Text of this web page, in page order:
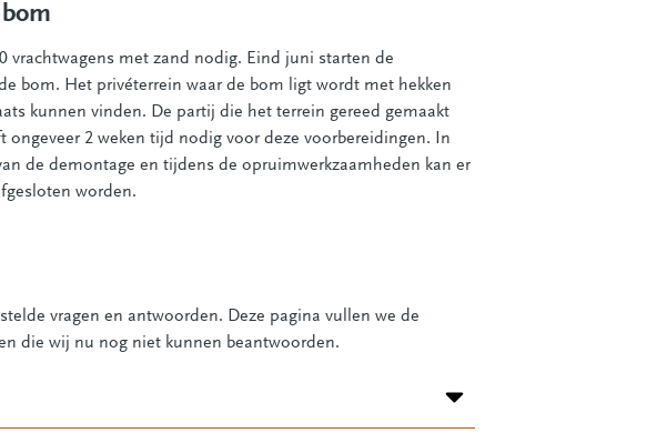
vrachtwagens met zand nodig. Eind juni starten de
bom. Het privéterrein waar de bom ligt wordt met hekken
kunnen vinden. De partij die het terrein gereed gemaakt
ongeveer 2 weken tijd nodig voor deze voorbereidingen. In
de demontage en tijdens de opruimwerkzaamheden kan er
worden.
vragen en antwoorden. Deze pagina vullen we de
die wij nu nog niet kunnen beantwoorden.